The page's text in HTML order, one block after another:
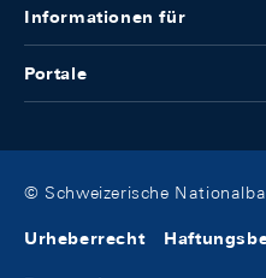
Informationen für
Portale
© Schweizerische
Urheberrecht